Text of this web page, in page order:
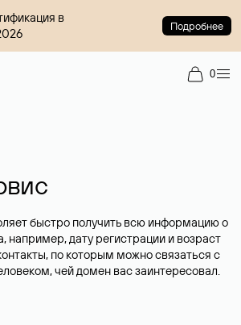
в
Подробнее
0
быстро получить всю информацию о
например, дату регистрации и возраст
по которым можно связаться с
чей домен вас заинтересовал.